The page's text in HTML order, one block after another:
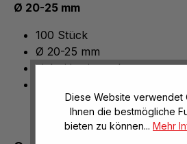
Ø 20-25 mm
100 Stück
Ø 20-25 mm
vielseitig einsetzbar
Diese Website verwendet
Ihnen die bestmögliche
bieten zu können... Mehr